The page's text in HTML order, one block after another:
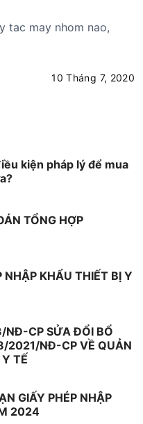
tac may nhom nao,
10 Tháng 7, 2020
kiện pháp lý để mua
TỔNG HỢP
NHẬP KHẨU THIẾT BỊ Y
NĐ-CP SỬA ĐỔI BỔ
2021/NĐ-CP VỀ QUẢN
TẾ
GIẤY PHÉP NHẬP
2024